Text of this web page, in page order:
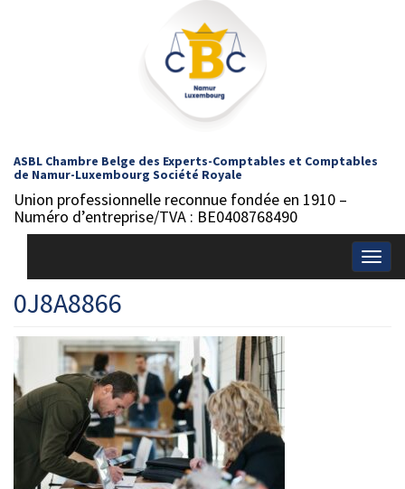
ASBL Chambre Belge des Experts-Comptables et Comptables
de Namur-Luxembourg Société Royale
Union professionnelle reconnue fondée en 1910 –
Numéro d’entreprise/TVA : BE0408768490
0J8A8866